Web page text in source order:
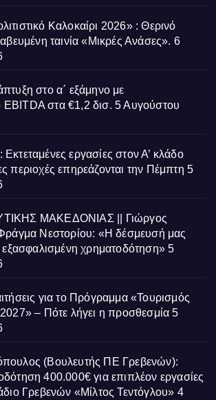
Καλοκαίρι 2026» : Θερινό
ταινία «Μικρές Ανάσες». 6
στο α΄ εξάμηνο με
στα €1,2 δισ. 5 Αυγούστου
εργασίες στον Α’ κλάδο
περιοχές επηρεάζονται την Πέμπτη 5
ΜΑΚΕΔΟΝΙΑΣ || Γιώργος
Νεστορίου: «Η δέσμευσή μας
εξασφαλισμένη χρηματοδότηση» 5
για το Πρόγραμμα «Τουρισμός
– Πότε λήγει η προσθεσμία 5
(Βουλευτής ΠΕ Γρεβενών):
400.000€ για επιπλέον εργασίες
Γρεβενών «Μίλτος Τεντόγλου» 4